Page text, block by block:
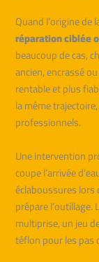
Quand l’origine
réparation ciblée
beaucoup de cas,
ancien, encrassé
rentable et plus
la même
professionnels.
Une intervention
coupe l’arrivée
éclaboussures
prépare
multiprise, un jeu
téflon pour les pas